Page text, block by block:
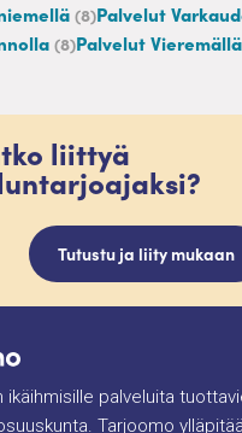
(8)Palvelut
(8)Palvelut Vieremällä
liittyä
Tutustu ja liity mukaan
ikäihmisille palveluita
Tarjoomo